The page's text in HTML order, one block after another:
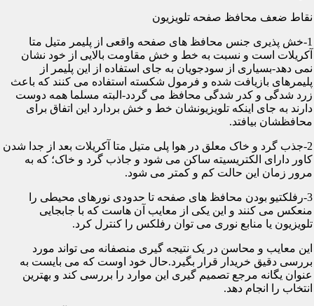
نقاط ضعف محافظ صفحه تلویزیون
1-خش پذیری جنس محافظ های صفحه واقعی از پلیمر متیل متا
آکریلات است و نسبت به خط و خش مقاومت بالایی از خود نشان
نمی دهد-بسیاری از سودجویان به جای استفاده از این پلیمر از
پلیمرهای بازیافت شده و فرمول شکسته استفاده می کنند که باعث
زرد شدگی و کدر شدگی محافظ می گردد-البته مسلما همه دوست
دارند به جای اینکه تلویزیونشان خط و خش بردارد این اتفاق برای
محافظشان بیافتد.
2-جذب گرد و خاک معلق در هوا پلی متیل متا آکریلات بعد از جدا شدن
کاور دارای الکتریسیته ساکن می شود و جاذب گرد و خاک؛ که به
مرور زمان این حالت کم و کمتر می شود.
3-رفلکتیو بودن محافظ های صفحه تا حدودی نورهای محیطی را
منعکس می کنند و این یکی از معایب آن هاست که با جابجایی
تلویزیون یا منابع نوری می توان رفلکس را کنترل کرد.
این معایب و محاسن در یک نتیجه گیری منصفانه می تواند مورد
بررسی دقیق خریدار قرار بگیرد.حال خود اوست که می بایست به
عنوان یگانه مرجع تصمیم گیری این موارد را بررسی کند و بهترین
انتخاب را انجام دهد.